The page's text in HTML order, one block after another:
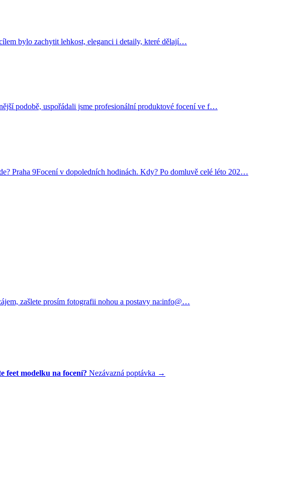
bylo zachytit lehkost, eleganci i detaily, které dělají…
podobě, uspořádali jsme profesionální produktové focení ve f…
Praha 9Focení v dopoledních hodinách. Kdy? Po domluvě celé léto 202…
zašlete prosím fotografii nohou a postavy na:info@…
feet modelku na focení? Nezávazná poptávka →